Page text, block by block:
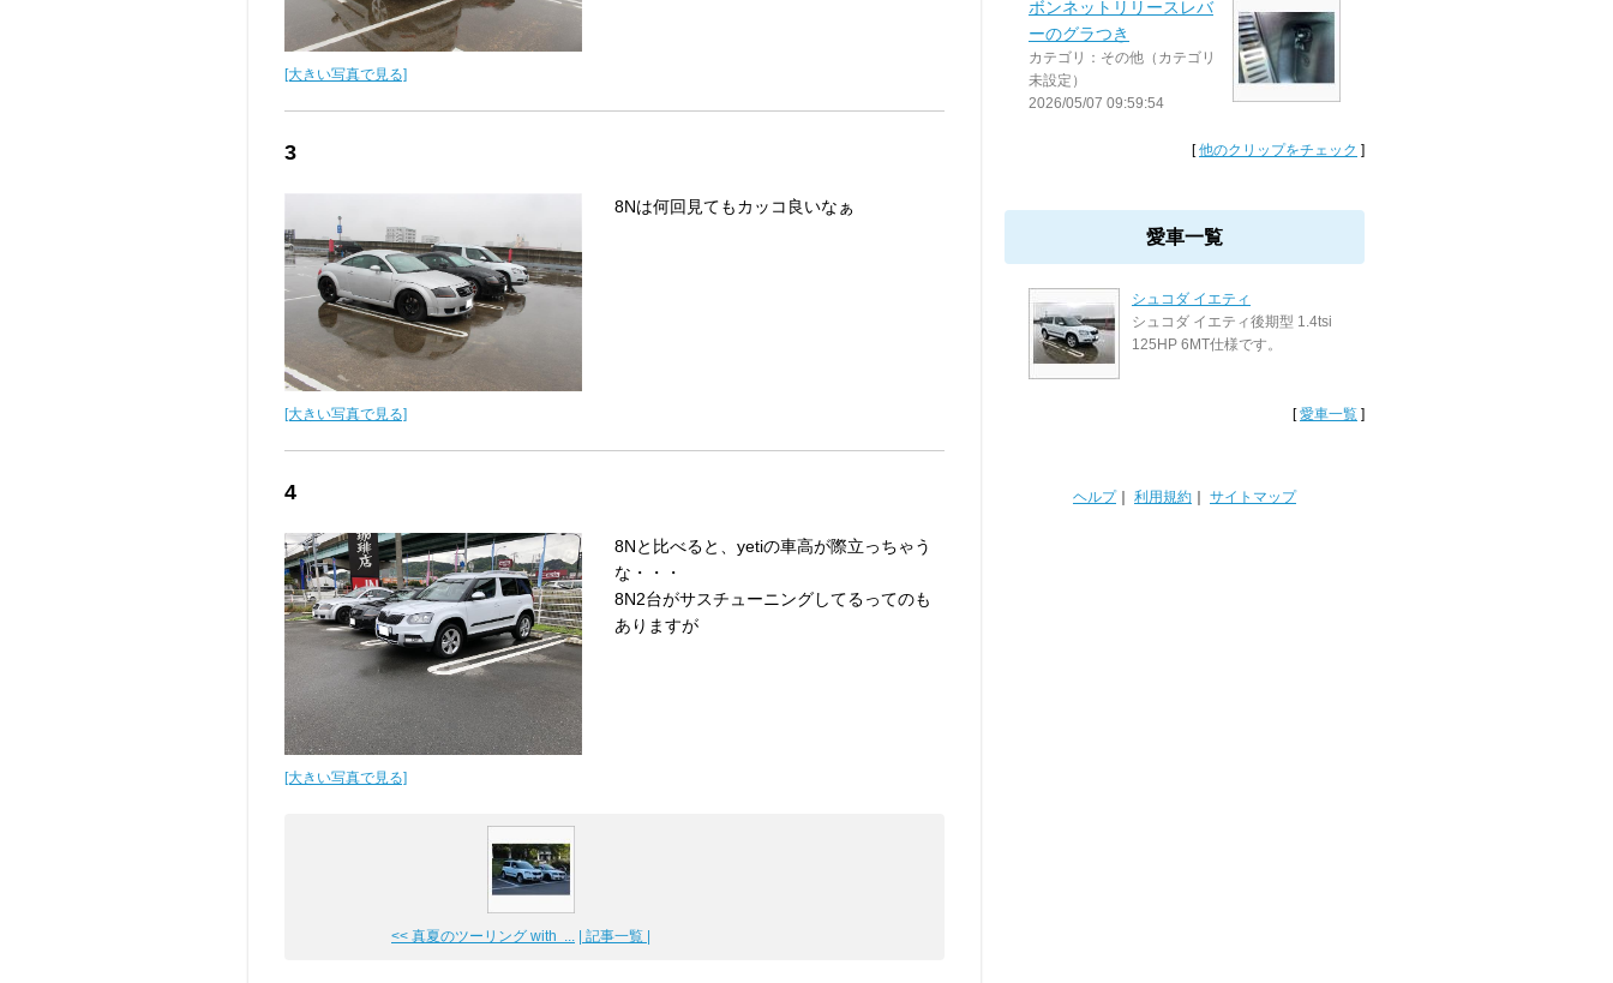
[大きい写真で見る]
3
[大きい写真で見る]
8Nは何回見てもカッコ良いなぁ
4
[大きい写真で見る]
8Nと比べると、yetiの車高が際立っちゃう
な・・・
8N2台がサスチューニングしてるってのも
ありますが
<< 真夏のツーリング with ... | 記事一覧 |
ボンネットリリースレバ
ーのグラつき
カテゴリ：その他（カテゴリ
未設定）
2026/05/07 09:59:54
[他のクリップをチェック ]
愛車一覧
シュコダ イエティ
シュコダ イエティ後期型 1.4tsi
125HP 6MT仕様です。
[愛車一覧 ]
ヘルプ｜ 利用規約 サイトマップ